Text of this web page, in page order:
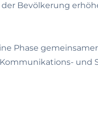
Bevölkerung
Phase
und